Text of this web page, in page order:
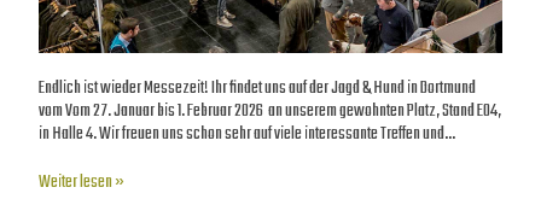
Endlich ist wieder Messezeit! Ihr findet uns auf der Jagd & Hund in Dortmund
vom Vom 27. Januar bis 1. Februar 2026 an unserem gewohnten Platz, Stand E04,
in Halle 4. Wir freuen uns schon sehr auf viele interessante Treffen und…
Weiter lesen »